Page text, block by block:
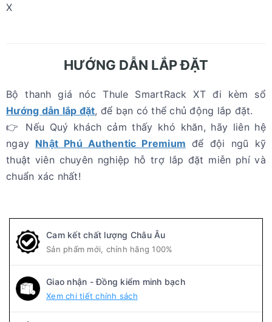
X
HƯỚNG DẪN LẮP ĐẶT
Bộ thanh giá nóc Thule SmartRack XT đi kèm sổ
Hướng dẫn lắp đặt, để bạn có thể chủ động lắp đặt.
👉 Nếu Quý khách cảm thấy khó khăn, hãy liên hệ
ngay Nhật Phú Authentic Premium để đội ngũ kỹ
thuật viên chuyên nghiệp hỗ trợ lắp đặt miễn phí và
chuẩn xác nhất!
Cam kết chất lượng Châu Âu
Sản phẩm mới, chính hãng 100%
Giao nhận - Đồng kiểm minh bạch
Xem chi tiết chính sách